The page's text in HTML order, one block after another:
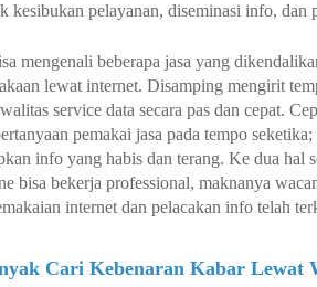
kesibukan pelayanan, diseminasi info, dan
mengenali beberapa jasa yang
lewat internet. Disamping mengirit
service data secara pas dan cepat.
pemakai jasa pada tempo
info yang habis dan terang. Ke dua hal
bisa bekerja professional, maknanya
internet dan pelacakan info telah
Cari Kebenaran Kabar Lewat